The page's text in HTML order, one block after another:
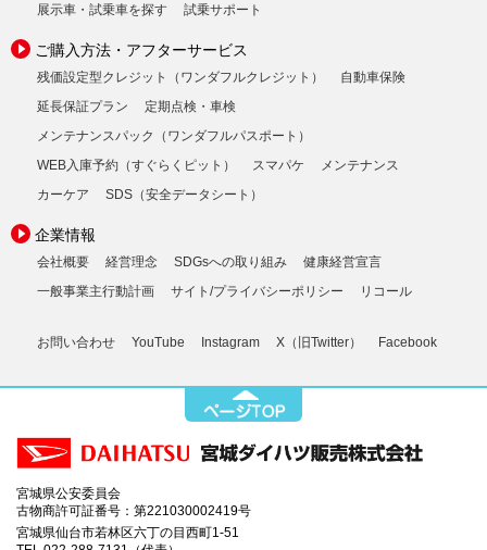
展示車・試乗車を探す 試乗サポート
ご購入方法・アフターサービス
残価設定型クレジット（ワンダフルクレジット）
自動車保険
延長保証プラン
定期点検・車検
メンテナンスパック（ワンダフルパスポート）
WEB入庫予約（すぐらくピット）
スマパケ
メンテナンス
カーケア
SDS（安全データシート）
企業情報
会社概要 経営理念 SDGsへの取り組み
健康経営宣言
一般事業主行動計画
サイト/プライバシーポリシー リコール
お問い合わせ YouTube Instagram X（旧Twitter） Facebook
宮城県公安委員会
古物商許可証番号：第221030002419号
宮城県仙台市若林区六丁の目西町1-51